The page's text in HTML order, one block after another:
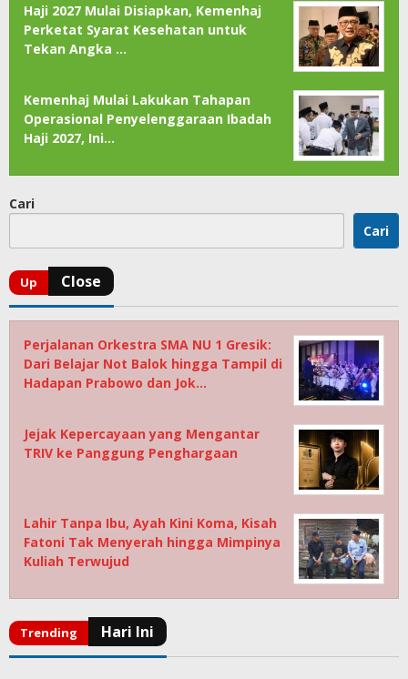
Haji 2027 Mulai Disiapkan, Kemenhaj
Perketat Syarat Kesehatan untuk
Tekan Angka …
Kemenhaj Mulai Lakukan Tahapan
Operasional Penyelenggaraan Ibadah
Haji 2027, Ini…
Cari
Cari
Perjalanan Orkestra SMA NU 1 Gresik:
Dari Belajar Not Balok hingga Tampil di
Hadapan Prabowo dan Jok…
Jejak Kepercayaan yang Mengantar
TRIV ke Panggung Penghargaan
Lahir Tanpa Ibu, Ayah Kini Koma, Kisah
Fatoni Tak Menyerah hingga Mimpinya
Kuliah Terwujud